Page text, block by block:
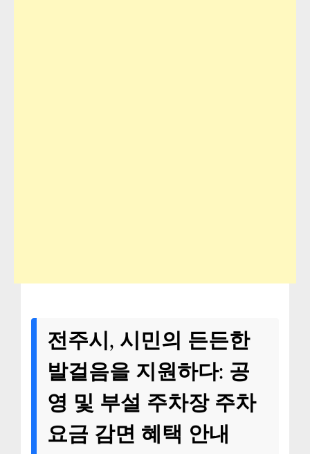
전주시, 시민의 든든한
발걸음을 지원하다: 공
영 및 부설 주차장 주차
요금 감면 혜택 안내